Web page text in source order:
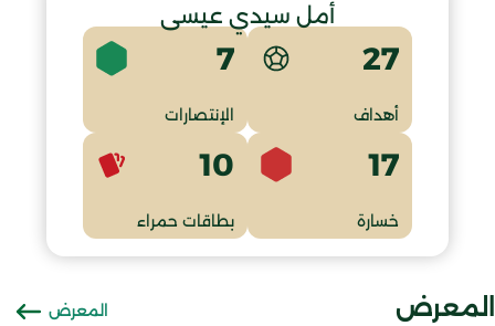
أمل سيدي عيسى
27
أهداف
7
الإنتصارات
17
خسارة
10
بطاقات حمراء
المعرض المعرض